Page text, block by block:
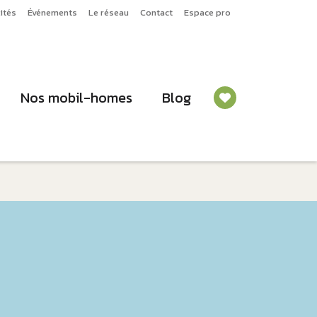
Événements Le réseau Contact Espace pro
Nos mobil-homes Blog